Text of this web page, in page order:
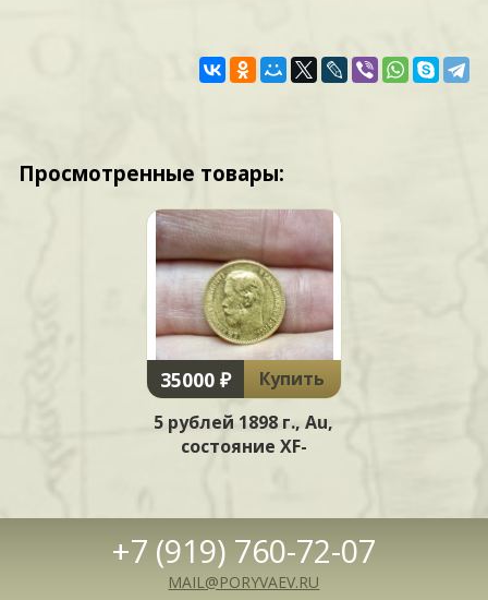
Просмотренные товары:
35000 ₽
Купить
5 рублей 1898 г., Au,
состояние XF-
+7 (919) 760-72-07
MAIL@PORYVAEV.RU